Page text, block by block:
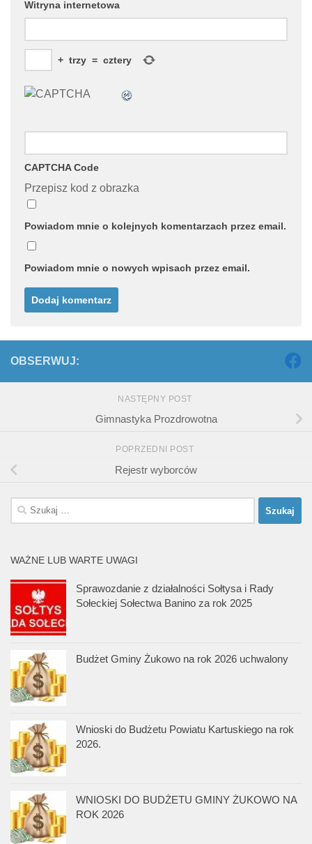
Witryna internetowa
+ trzy = cztery
CAPTCHA Code
Przepisz kod z obrazka
Powiadom mnie o kolejnych komentarzach przez email.
Powiadom mnie o nowych wpisach przez email.
OBSERWUJ:
NASTĘPNY POST
Gimnastyka Prozdrowotna
POPRZEDNI POST
Rejestr wyborców
Szukaj:
WAŻNE LUB WARTE UWAGI
Sprawozdanie z działalności Sołtysa i Rady
Sołeckiej Sołectwa Banino za rok 2025
Budżet Gminy Żukowo na rok 2026 uchwalony
Wnioski do Budżetu Powiatu Kartuskiego na rok
2026.
WNIOSKI DO BUDŻETU GMINY ŻUKOWO NA
ROK 2026